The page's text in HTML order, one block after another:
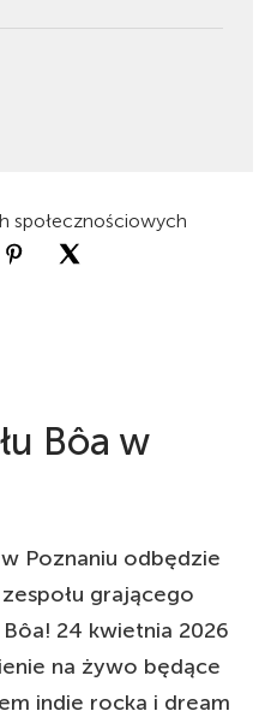
społecznościowych
Bôa w
Poznaniu odbędzie
grającego
24 kwietnia 2026
na żywo będące
indie rocka i dream